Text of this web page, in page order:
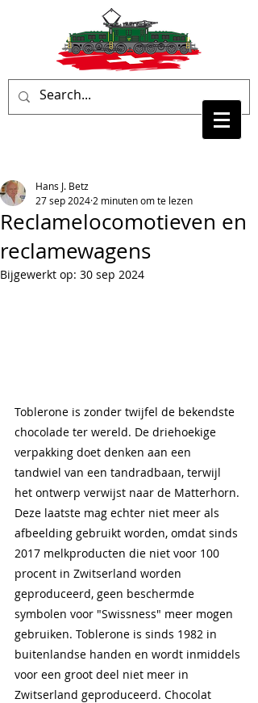
Reclamelocomotieven en
reclamewagens
Hans J. Betz
27 sep 2024 2 minuten om te lezen
Bijgewerkt op: 30 sep 2024
Toblerone is zonder twijfel de bekendste
chocolade ter wereld. De driehoekige
verpakking doet denken aan een
tandwiel van een tandradbaan, terwijl
het ontwerp verwijst naar de Matterhorn.
Deze laatste mag echter niet meer als
afbeelding gebruikt worden, omdat sinds
2017 melkproducten die niet voor 100
procent in Zwitserland worden
geproduceerd, geen beschermde
symbolen voor "Swissness" meer mogen
gebruiken. Toblerone is sinds 1982 in
buitenlandse handen en wordt inmiddels
voor een groot deel niet meer in
Zwitserland geproduceerd. Chocolat